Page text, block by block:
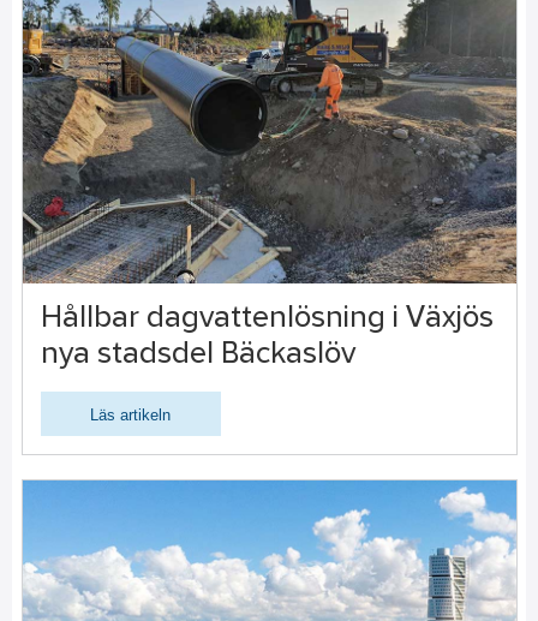
Hållbar dagvattenlösning i Växjös
nya stadsdel Bäckaslöv
Läs artikeln